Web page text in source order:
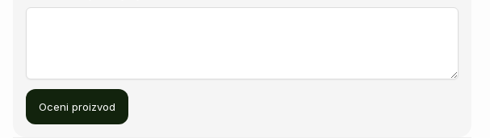
Oceni proizvod